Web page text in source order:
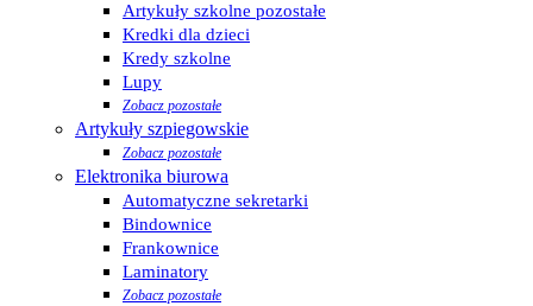
Artykuły szkolne pozostałe
Kredki dla dzieci
Kredy szkolne
Lupy
Zobacz pozostałe
Artykuły szpiegowskie
Zobacz pozostałe
Elektronika biurowa
Automatyczne sekretarki
Bindownice
Frankownice
Laminatory
Zobacz pozostałe